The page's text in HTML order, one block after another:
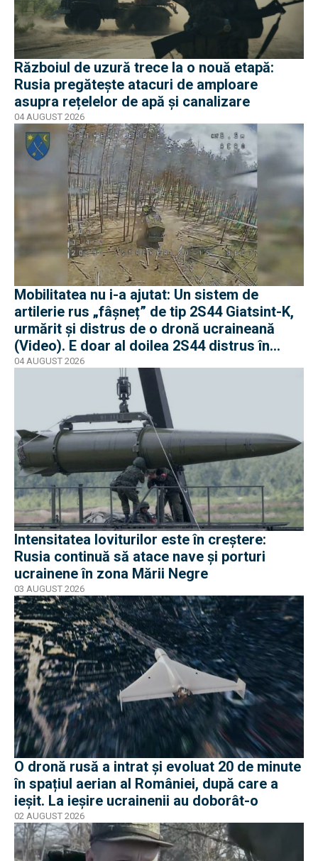
Războiul de uzură trece la o nouă etapă:
Rusia pregătește atacuri de amploare
asupra rețelelor de apă și canalizare
04 AUGUST 2026
Mobilitatea nu i-a ajutat: Un sistem de
artilerie rus „fâșneț” de tip 2S44 Giatsint-K,
urmărit și distrus de o dronă ucraineană
(Video). E doar al doilea 2S44 distrus în
război
04 AUGUST 2026
Intensitatea loviturilor este în creștere:
Rusia continuă să atace nave și porturi
ucrainene în zona Mării Negre
03 AUGUST 2026
O dronă rusă a intrat și evoluat 20 de minute
în spațiul aerian al României, după care a
ieșit. La ieșire ucrainenii au doborât-o
02 AUGUST 2026